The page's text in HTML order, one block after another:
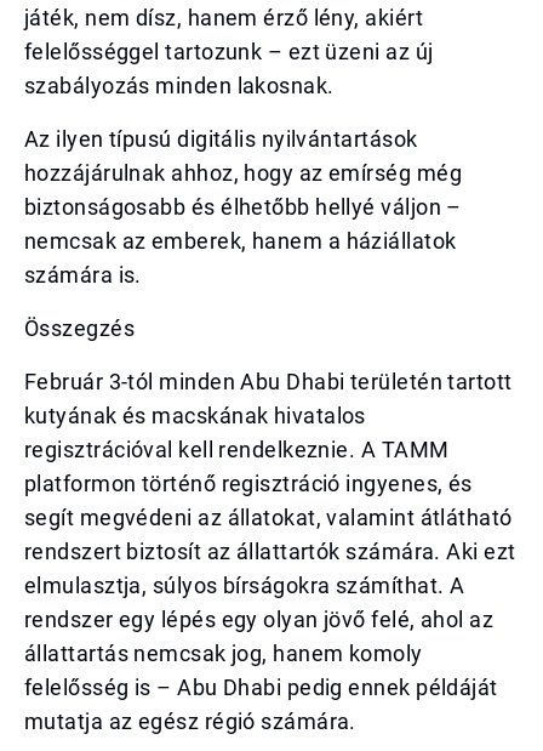
játék, nem dísz, hanem érző lény, akiért
felelősséggel tartozunk – ezt üzeni az új
szabályozás minden lakosnak.
Az ilyen típusú digitális nyilvántartások
hozzájárulnak ahhoz, hogy az emírség még
biztonságosabb és élhetőbb hellyé váljon –
nemcsak az emberek, hanem a háziállatok
számára is.
Összegzés
Február 3-tól minden Abu Dhabi területén tartott
kutyának és macskának hivatalos
regisztrációval kell rendelkeznie. A TAMM
platformon történő regisztráció ingyenes, és
segít megvédeni az állatokat, valamint átlátható
rendszert biztosít az állattartók számára. Aki ezt
elmulasztja, súlyos bírságokra számíthat. A
rendszer egy lépés egy olyan jövő felé, ahol az
állattartás nemcsak jog, hanem komoly
felelősség is – Abu Dhabi pedig ennek példáját
mutatja az egész régió számára.